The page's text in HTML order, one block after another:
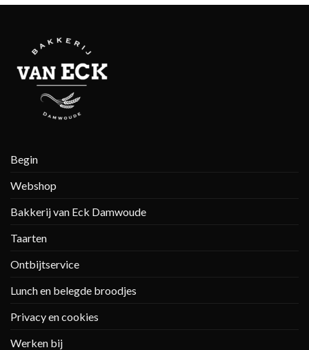
Begin
Webshop
Bakkerij van Eck Damwoude
Taarten
Ontbijtservice
Lunch en belegde broodjes
Privacy en cookies
Werken bij